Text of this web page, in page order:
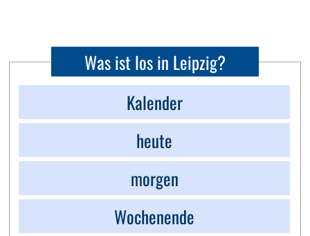
Was ist los in Leipzig?
Kalender
heute
morgen
Wochenende